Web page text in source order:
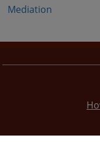
Mediation